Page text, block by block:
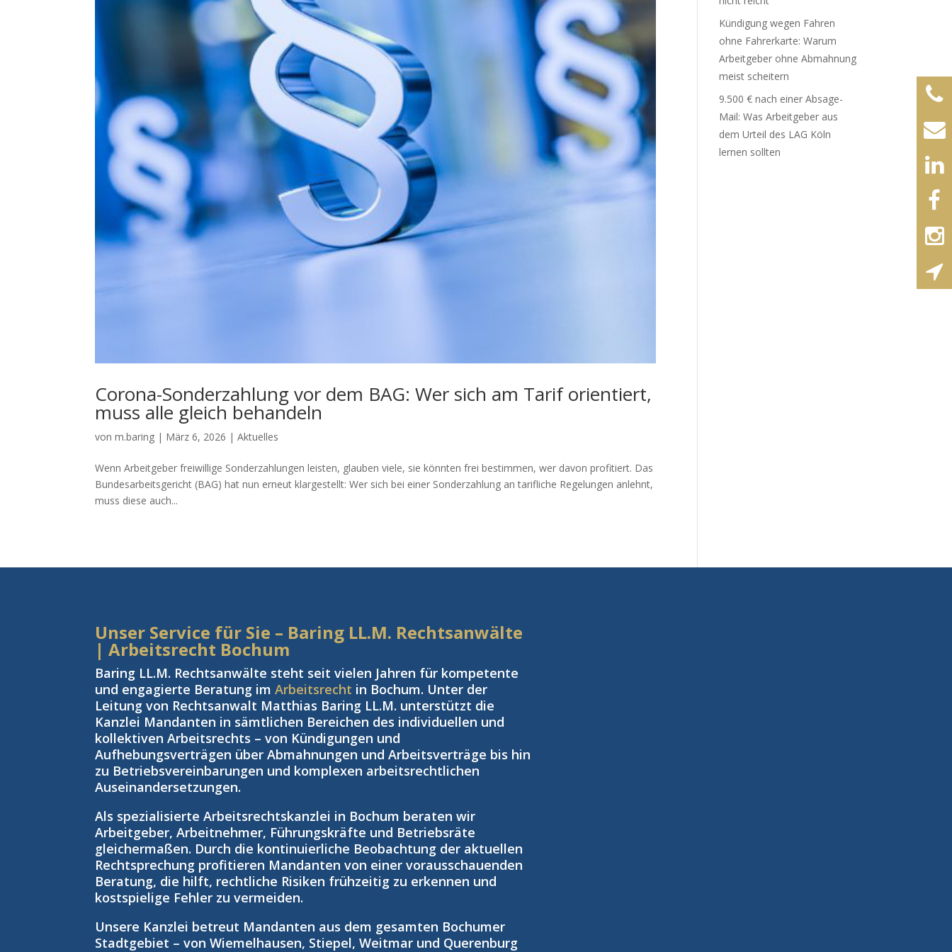
Corona-Sonderzahlung vor dem BAG: Wer sich am Tarif orientiert,
muss alle gleich behandeln
vonm.baring | März 6, 2026 |Aktuelles
Wenn Arbeitgeber freiwillige Sonderzahlungen leisten, glauben viele, sie könnten frei bestimmen, wer davon profitiert. Das
Bundesarbeitsgericht (BAG) hat nun erneut klargestellt: Wer sich bei einer Sonderzahlung an tarifliche Regelungen anlehnt,
muss diese auch...
Kündigung wegen Fahren
ohne Fahrerkarte: Warum
Arbeitgeber ohne Abmahnung
meist scheitern
9.500 € nach einer Absage-
Mail: Was Arbeitgeber aus
dem Urteil des LAG Köln
lernen sollten
Unser Service für Sie – Baring LL.M. Rechtsanwälte
| Arbeitsrecht Bochum
Baring LL.M. Rechtsanwälte steht seit vielen Jahren für kompetente
und engagierte Beratung imArbeitsrecht in Bochum. Unter der
Leitung von Rechtsanwalt Matthias Baring LL.M. unterstützt die
Kanzlei Mandanten in sämtlichen Bereichen des individuellen und
kollektiven Arbeitsrechts – von Kündigungen und
Aufhebungsverträgen über Abmahnungen und Arbeitsverträge bis hin
zu Betriebsvereinbarungen und komplexen arbeitsrechtlichen
Auseinandersetzungen.
Als spezialisierte Arbeitsrechtskanzlei in Bochum beraten wir
Arbeitgeber, Arbeitnehmer, Führungskräfte und Betriebsräte
gleichermaßen. Durch die kontinuierliche Beobachtung der aktuellen
Rechtsprechung profitieren Mandanten von einer vorausschauenden
Beratung, die hilft, rechtliche Risiken frühzeitig zu erkennen und
kostspielige Fehler zu vermeiden.
Unsere Kanzlei betreut Mandanten aus dem gesamten Bochumer
Stadtgebiet – von Wiemelhausen, Stiepel, Weitmar und Querenburg